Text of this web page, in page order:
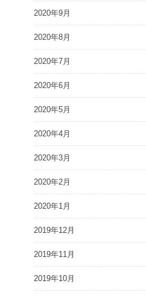
2020年9月
2020年8月
2020年7月
2020年6月
2020年5月
2020年4月
2020年3月
2020年2月
2020年1月
2019年12月
2019年11月
2019年10月